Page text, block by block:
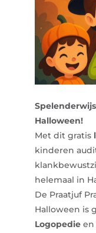
Halloween!
Met dit gratis
kinderen
helemaal in
De Praatjuf
Halloween is
Logopedie en